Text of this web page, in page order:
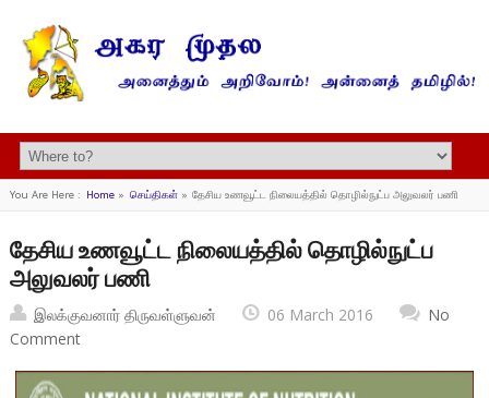
You Are Here : Home» செய்திகள்» தேசிய உணவூட்ட நிலையத்தில் தொழில்நுட்ப அலுவலர் பணி
தேசிய உணவூட்ட நிலையத்தில் தொழில்நுட்ப
அலுவலர் பணி
இலக்குவனார் திருவள்ளுவன் 06 March 2016
No
Comment